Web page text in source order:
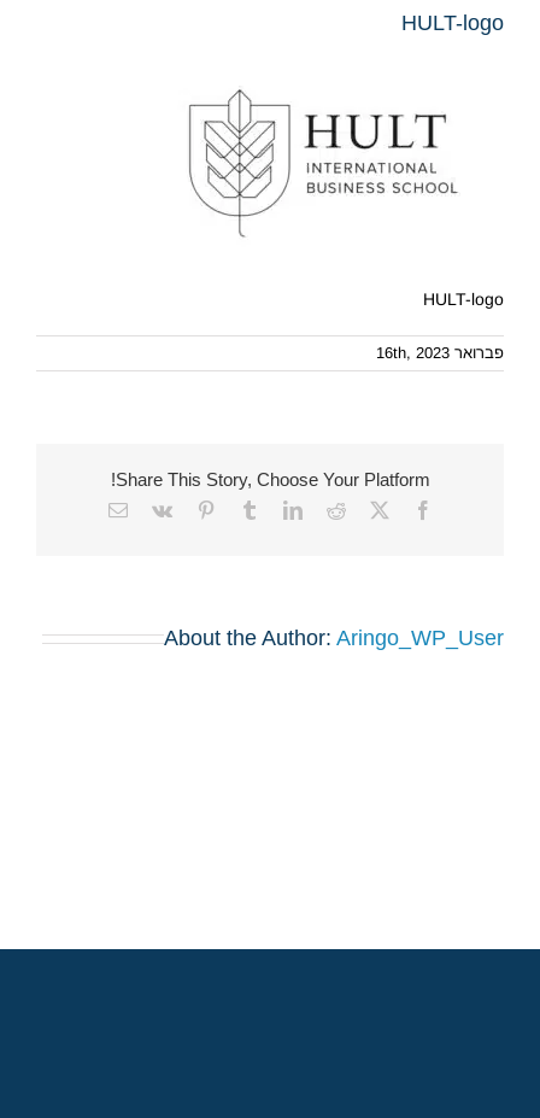
HULT-logo
HULT-logo
פברואר 16th, 2023
Share This Story, Choose Your Platform!
Facebook
X
Reddit
LinkedIn
Tumblr
Pinterest
Vk
Email
About the Author: Aringo_WP_User